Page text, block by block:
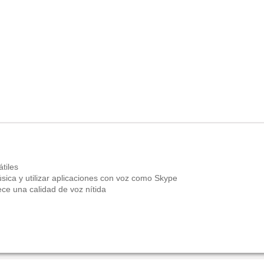
y utilizar aplicaciones con voz como Skype
una calidad de voz nítida